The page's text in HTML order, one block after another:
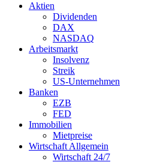
Aktien
Dividenden
DAX
NASDAQ
Arbeitsmarkt
Insolvenz
Streik
US-Unternehmen
Banken
EZB
FED
Immobilien
Mietpreise
Wirtschaft Allgemein
Wirtschaft 24/7